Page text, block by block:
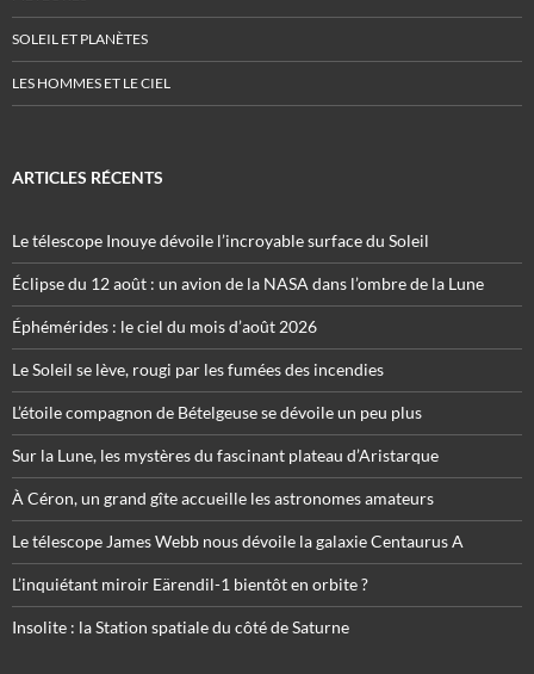
SOLEIL ET PLANÈTES
LES HOMMES ET LE CIEL
ARTICLES RÉCENTS
Le télescope Inouye dévoile l’incroyable surface du Soleil
Éclipse du 12 août : un avion de la NASA dans l’ombre de la Lune
Éphémérides : le ciel du mois d’août 2026
Le Soleil se lève, rougi par les fumées des incendies
L’étoile compagnon de Bételgeuse se dévoile un peu plus
Sur la Lune, les mystères du fascinant plateau d’Aristarque
À Céron, un grand gîte accueille les astronomes amateurs
Le télescope James Webb nous dévoile la galaxie Centaurus A
L’inquiétant miroir Eärendil-1 bientôt en orbite ?
Insolite : la Station spatiale du côté de Saturne